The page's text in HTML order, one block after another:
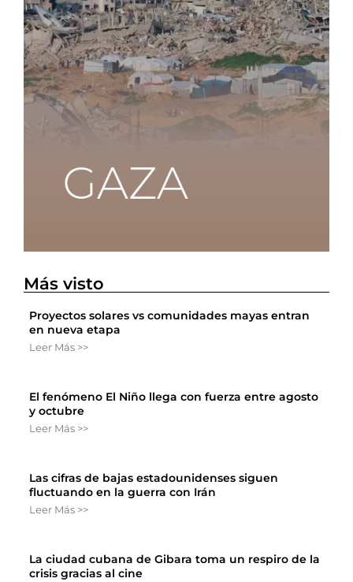
Más visto
Proyectos solares vs comunidades mayas entran
en nueva etapa
Leer Más >>
El fenómeno El Niño llega con fuerza entre agosto
y octubre
Leer Más >>
Las cifras de bajas estadounidenses siguen
fluctuando en la guerra con Irán
Leer Más >>
La ciudad cubana de Gibara toma un respiro de la
crisis gracias al cine